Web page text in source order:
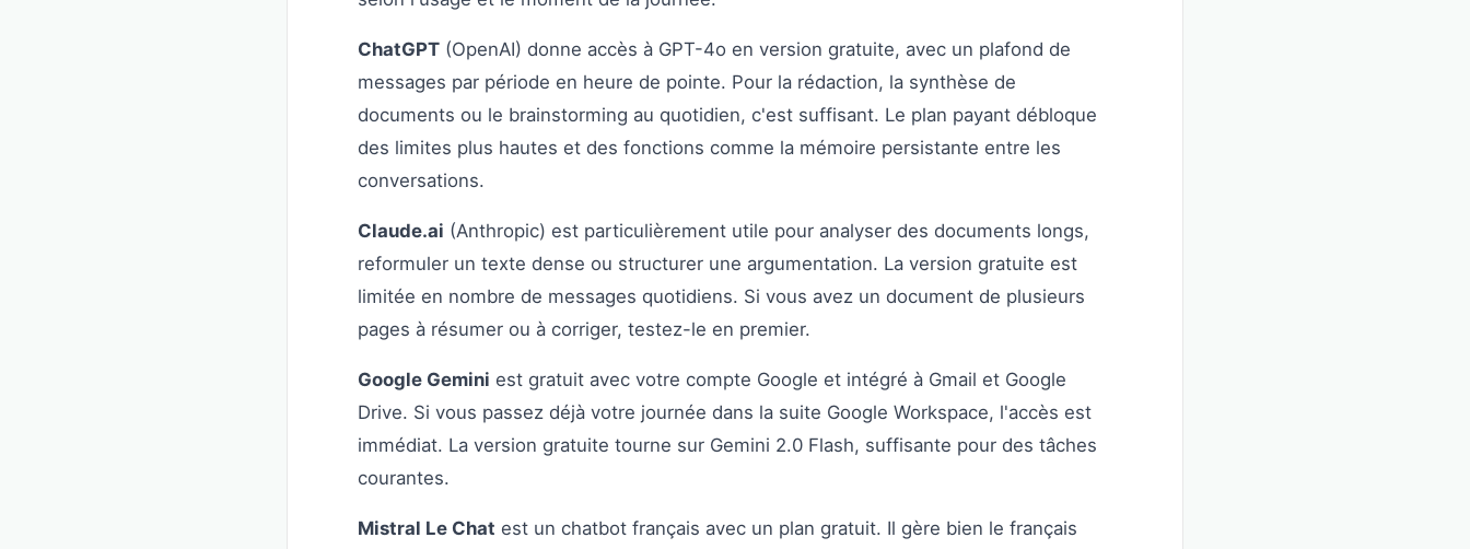
ChatGPT (OpenAI) donne accès à GPT-4o en version gratuite, avec un plafond de
messages par période en heure de pointe. Pour la rédaction, la synthèse de
documents ou le brainstorming au quotidien, c'est suffisant. Le plan payant débloque
des limites plus hautes et des fonctions comme la mémoire persistante entre les
conversations.
Claude.ai (Anthropic) est particulièrement utile pour analyser des documents longs,
reformuler un texte dense ou structurer une argumentation. La version gratuite est
limitée en nombre de messages quotidiens. Si vous avez un document de plusieurs
pages à résumer ou à corriger, testez-le en premier.
Google Gemini est gratuit avec votre compte Google et intégré à Gmail et Google
Drive. Si vous passez déjà votre journée dans la suite Google Workspace, l'accès est
immédiat. La version gratuite tourne sur Gemini 2.0 Flash, suffisante pour des tâches
courantes.
Mistral Le Chat est un chatbot français avec un plan gratuit. Il gère bien le français